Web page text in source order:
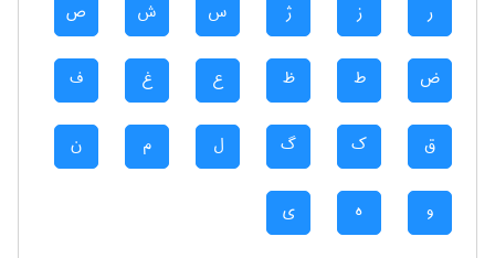
ر ز ژ س ش ص
ض ط ظ ع غ ف
ق ک گ ل م ن
و ه ی